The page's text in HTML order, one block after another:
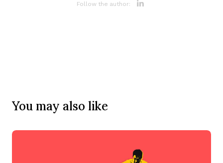
Follow the author:
You may also like